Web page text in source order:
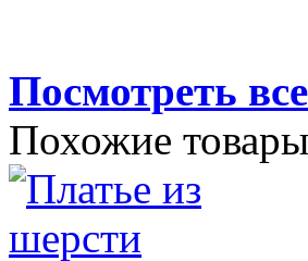
Посмотреть
Похожие товары